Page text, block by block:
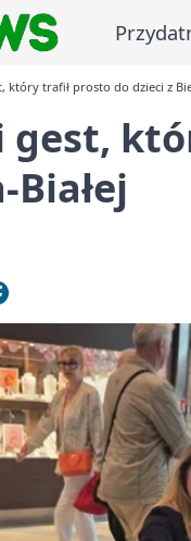
który trafił prosto do dzieci z
gest,